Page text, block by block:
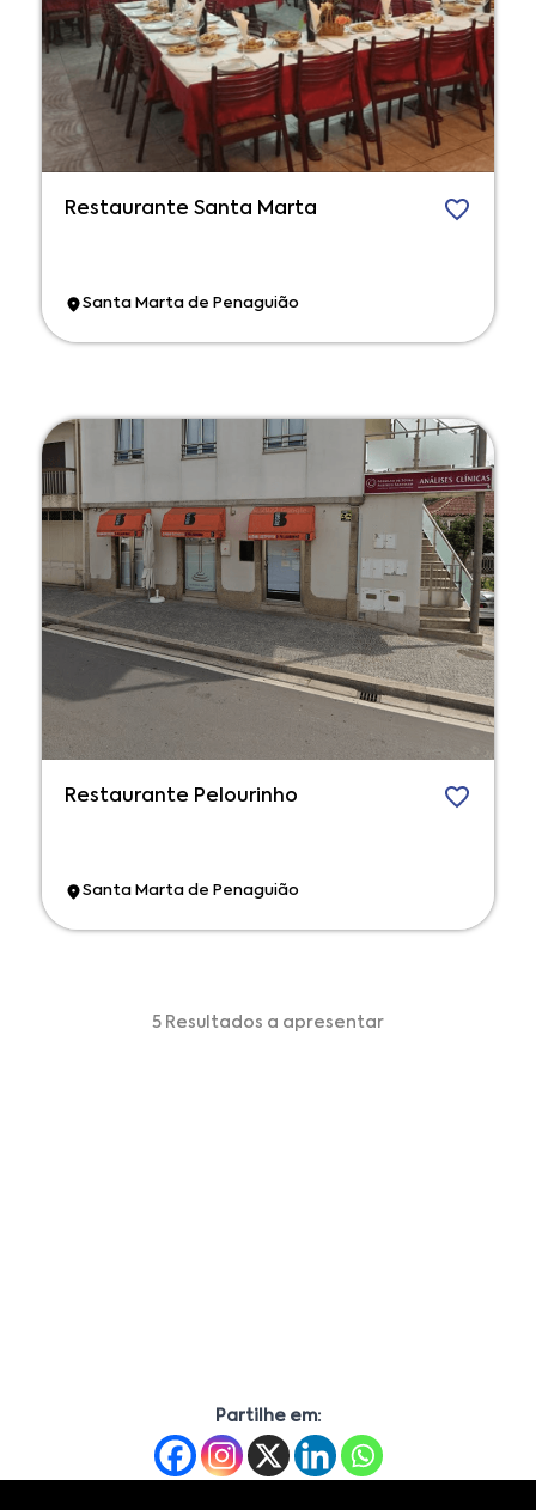
Restaurante Santa Marta
Santa Marta de Penaguião
Restaurante Pelourinho
Santa Marta de Penaguião
5 Resultados a apresentar
Partilhe em: